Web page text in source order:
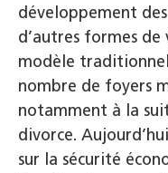
développement
d’autres formes
modèle
nombre de foyers
notamment à la
divorce.
sur la sécurité